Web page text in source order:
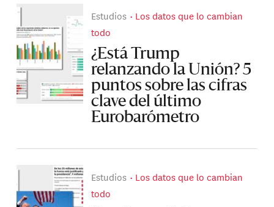
Estudios
Los datos que lo cambian
todo
¿Está Trump
relanzando la Unión? 5
puntos sobre las cifras
clave del último
Eurobarómetro
Estudios
Los datos que lo cambian
todo